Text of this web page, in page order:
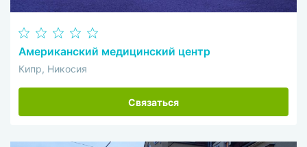
Американский медицинский центр
Кипр, Никосия
Связаться